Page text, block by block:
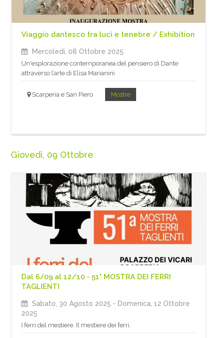
Viaggio dantesco tra luci e tenebre / Exhibition
Mercoledì, 08 Ottobre 2025
Un'esplorazione contemporanea del pensiero di Dante
attraverso l’arte di Elisa Marianini
Scarperia e San Piero Mostre
Giovedì, 09 Ottobre
Dal 6/09 al 12/10 - 51° MOSTRA DEI FERRI
TAGLIENTI
Sabato, 30 Agosto 2025 - Domenica, 12 Ottobre
2025
I ferri del mestiere. Il mestiere dei ferri.